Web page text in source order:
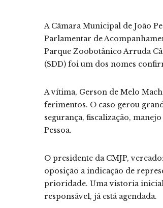
A Câmara Municipal de João
Parlamentar de
Parque Zoobotânico Arruda
(SDD) foi um dos nomes
A vítima, Gerson de Melo
ferimentos. O caso gerou
segurança, fiscalização,
Pessoa.
O presidente da CMJP,
oposição a indicação de
prioridade. Uma vistoria
responsável, já está agendada.